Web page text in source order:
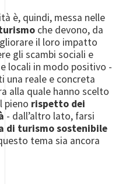
è, quindi, messa nelle
che devono, da
il loro impatto
gli scambi sociali e
locali in modo positivo -
una reale e concreta
alla quale hanno scelto
pieno rispetto dei
- dall’altro lato, farsi
di turismo sostenibile
tema sia ancora